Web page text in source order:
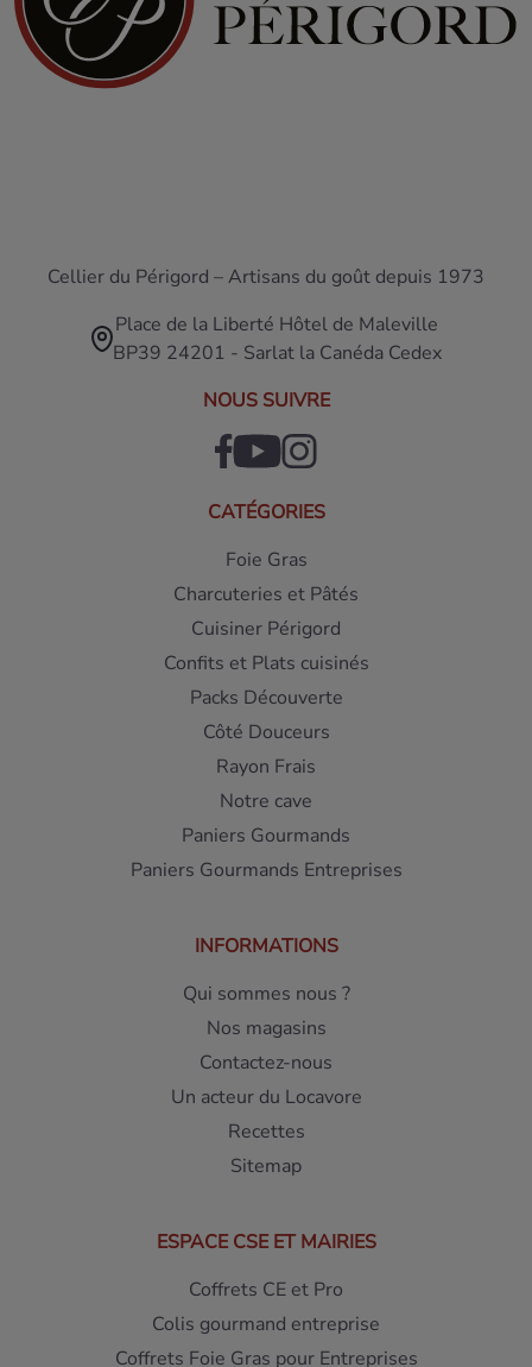
Cellier du Périgord – Artisans du goût depuis 1973
Place de la Liberté Hôtel de Maleville
BP39 24201 - Sarlat la Canéda Cedex
NOUS SUIVRE
CATÉGORIES
Foie Gras
Charcuteries et Pâtés
Cuisiner Périgord
Confits et Plats cuisinés
Packs Découverte
Côté Douceurs
Rayon Frais
Notre cave
Paniers Gourmands
Paniers Gourmands Entreprises
INFORMATIONS
Qui sommes nous ?
Nos magasins
Contactez-nous
Un acteur du Locavore
Recettes
Sitemap
ESPACE CSE ET MAIRIES
Coffrets CE et Pro
Colis gourmand entreprise
Coffrets Foie Gras pour Entreprises